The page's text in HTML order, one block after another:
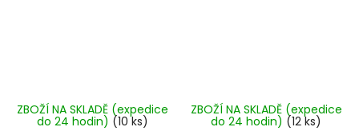
ZBOŽÍ NA SKLADĚ (expedice
do 24 hodin) (10 ks)
ZBOŽÍ NA SKLADĚ (expedice
do 24 hodin) (12 ks)